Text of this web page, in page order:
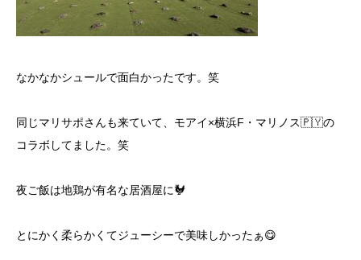
なかなかシュールで面白かったです。笑
同じマリサポさんも来ていて、モアイ×横浜F・マリノス🇵🇾の
コラボしてました。笑
夜ご飯は地鶏が有名な居酒屋に🐓
とにかく柔らかくてジューシーで美味しかったぁ😋